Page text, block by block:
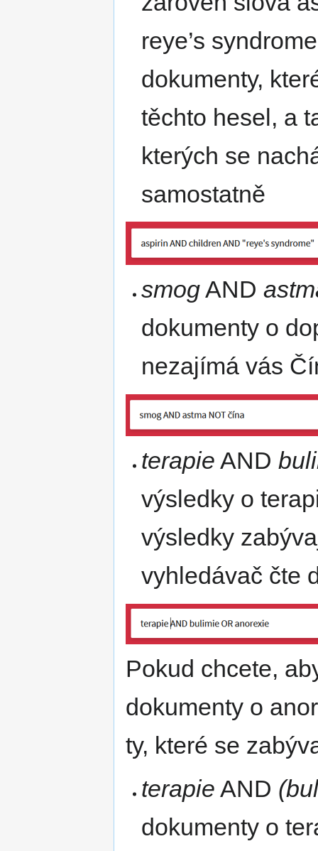
reye’s
dokumenty,
těchto hesel, a
kterých se
samostatně
smogAND
dokumenty o
nezajímá vás
terapie AND
výsledky o
výsledky
vyhledávač čte
Pokud chcete,
dokumenty o
ty, které se
terapie AND
dokumenty o